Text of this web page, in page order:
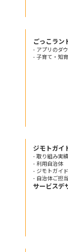
ごっこラン
- アプリのダ
- 子育て・知
ジモトガイ
- 取り組み実績
- 利用自治体
- ジモトガイ
- 自治体ご担
サービスデ